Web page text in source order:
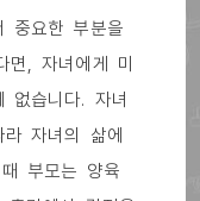
중요한 부분을
면, 자녀에게 미
없습니다. 자녀
자녀의 삶에
부모는 양육